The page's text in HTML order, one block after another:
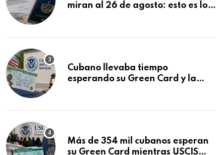
miran al 26 de agosto: esto es lo
Cubano llevaba tiempo
esperando su Green Card y la
Más de 354 mil cubanos esperan
su Green Card mientras USCIS